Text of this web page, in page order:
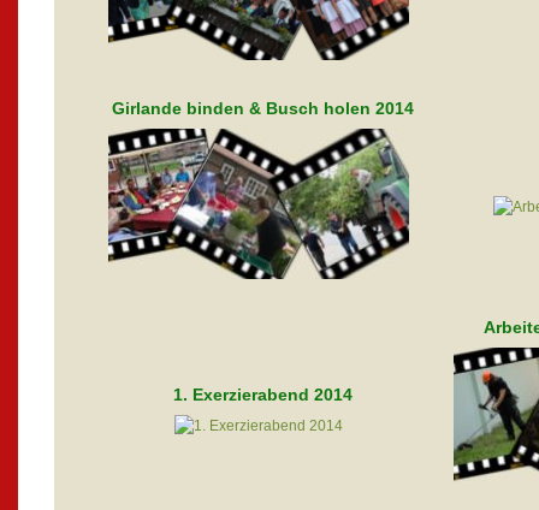
Girlande binden & Busch holen 2014
1. Exerzierabend 2014